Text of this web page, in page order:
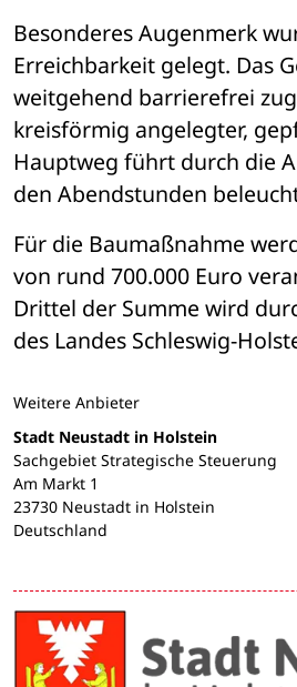
Besonderes Augenmerk
Erreichbarkeit gelegt. Das
weitgehend barrierefrei
kreisförmig angelegter,
Hauptweg führt durch die
den Abendstunden
Für die Baumaßnahme
von rund 700.000 Euro
Drittel der Summe wird
des Landes Schleswig-
Weitere Anbieter
Stadt Neustadt in Holstein
Sachgebiet Strategische Steuerung
Am Markt 1
23730 Neustadt in Holstein
Deutschland